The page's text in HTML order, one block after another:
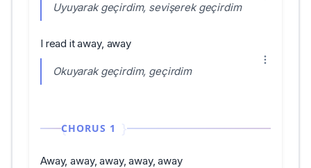
Uyuyarak geçirdim, sevişerek geçirdim
I read it away, away
Okuyarak geçirdim, geçirdim
CHORUS 1
Away, away, away, away, away